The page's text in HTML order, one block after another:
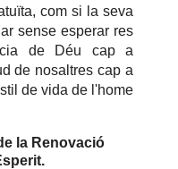
com si la seva
sense esperar res
de Déu cap a
de nosaltres cap a
de vida de l'home
la Renovació